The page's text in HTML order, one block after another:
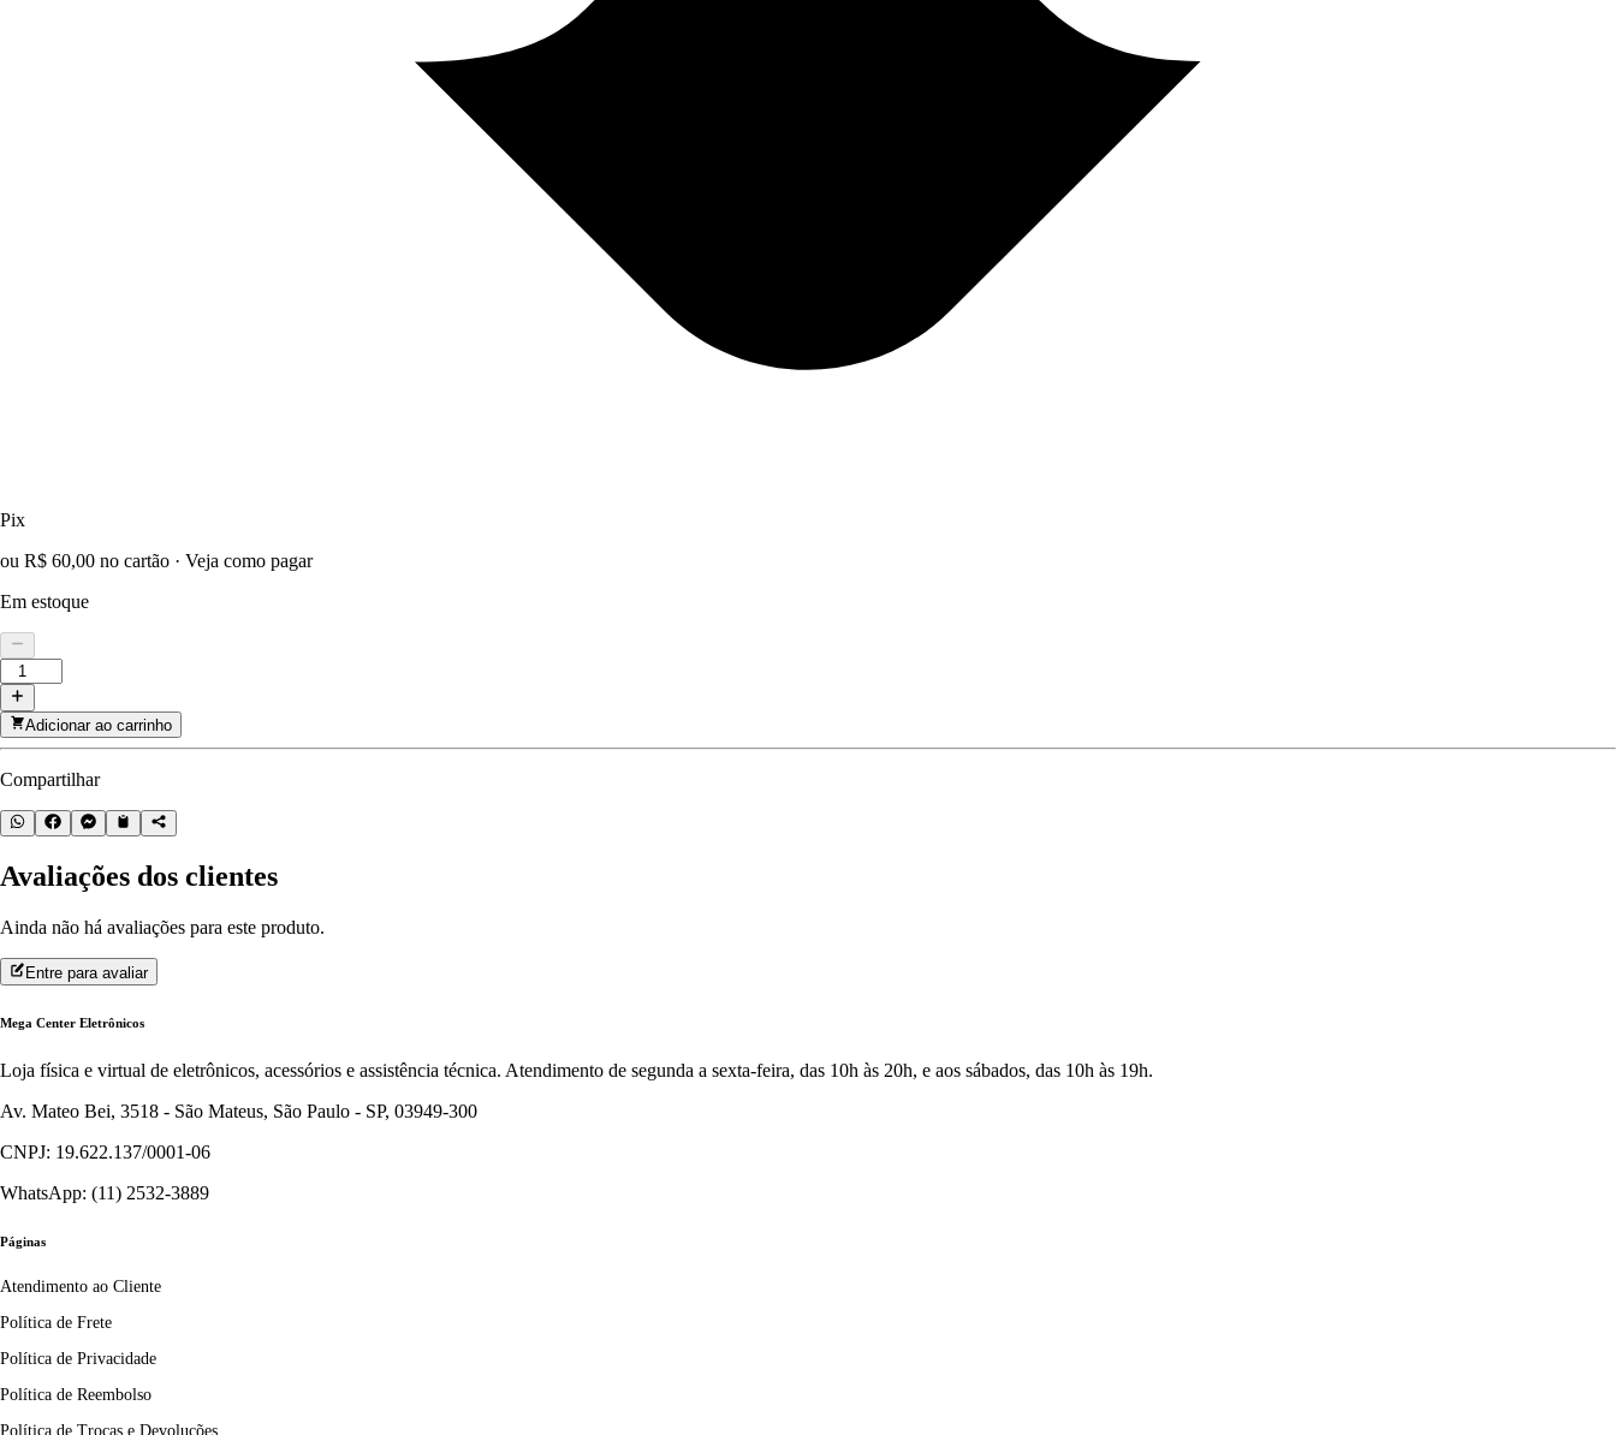
Pix
ou R$ 60,00 no cartão · Veja como pagar
Em estoque
Adicionar ao carrinho
Compartilhar
Avaliações dos clientes
Ainda não há avaliações para este produto.
Entre para avaliar
Mega Center Eletrônicos
Loja física e virtual de eletrônicos, acessórios e assistência técnica. Atendimento de segunda a sexta-feira, das 10h às 20h, e aos sábados, das 10h às 19h.
Av. Mateo Bei, 3518 - São Mateus, São Paulo - SP, 03949-300
CNPJ: 19.622.137/0001-06
WhatsApp: (11) 2532-3889
Páginas
Atendimento ao Cliente
Política de Frete
Política de Privacidade
Política de Reembolso
Política de Trocas e Devoluções